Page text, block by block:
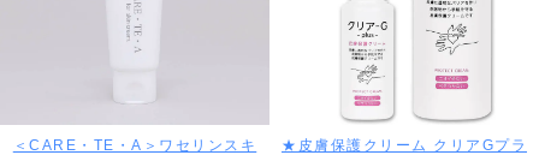
＜CARE・TE・A＞ワセリンスキ
★皮膚保護クリーム クリアGプラ